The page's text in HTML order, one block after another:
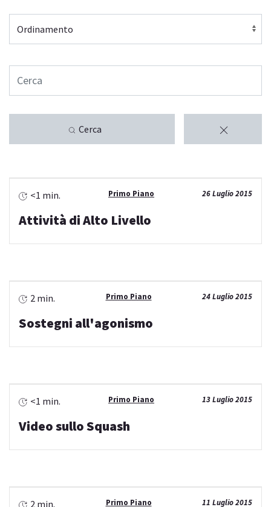
Cerca
26 Luglio 2015
Primo Piano
<1 min.
Attività di Alto Livello
24 Luglio 2015
Primo Piano
2 min.
Sostegni all'agonismo
13 Luglio 2015
Primo Piano
<1 min.
Video sullo Squash
11 Luglio 2015
Primo Piano
2 min.